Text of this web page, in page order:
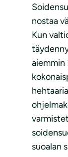
nostaa
Kun
aiemmin
suoalan